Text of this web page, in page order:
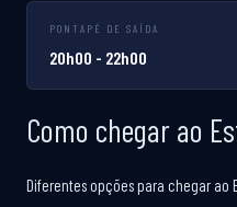
PONTAPÉ DE SAÍDA
20h00 - 22h00
Como chegar ao
Diferentes opções para chegar ao